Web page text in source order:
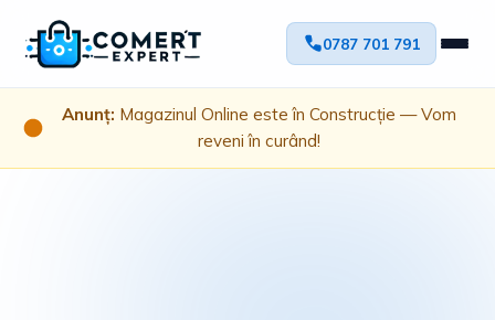
0787 701 791
Anunț: Magazinul Online este în Construcție — Vom
reveni în curând!